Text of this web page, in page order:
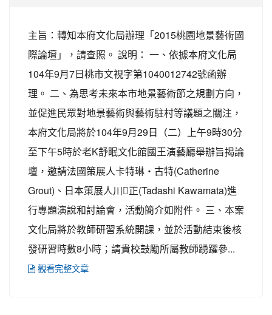
主旨：轉知本府文化局辦理「2015桃園地景藝術國
際論壇」，請查照。 說明： 一、依據本府文化局
104年9月7日桃市文視字第1040012742號函辦
理。 二、為思考未來本市地景藝術節之規劃方向，
並促進民眾對地景藝術與藝術駐村等議題之關注，
本府文化局將於104年9月29日（二）上午9時30分
至下午5時於老K舒眠文化館國王演藝廳舉辦旨揭論
壇，邀請法國策展人卡特琳‧古特(Catherine
Grout)、日本策展人川正(Tadashi Kawamata)進
行專題演說和討論會，活動簡介如附件。 三、本案
文化局將於教師研習系統開課，並於活動結束後核
發研習時數8小時；請貴校鼓勵所屬教師踴躍參...
觀看完整文章